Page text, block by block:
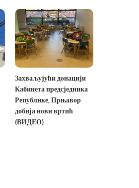
Захваљујући донацији
Кабинета предсједника
Републике, Прњавор
добија нови вртић
(ВИДЕО)